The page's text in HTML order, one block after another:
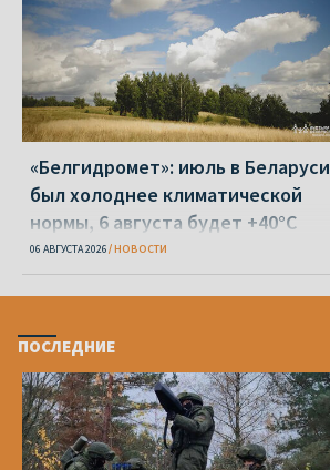
«Белгидромет»: июль в Беларуси
был холоднее климатической
нормы, 6 августа будет +40°С
06 АВГУСТА 2026 НОВОСТИ
ПОСЛЕДНИЕ